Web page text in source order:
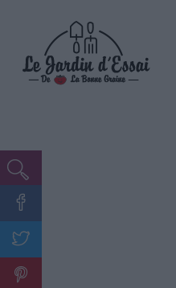
contenu